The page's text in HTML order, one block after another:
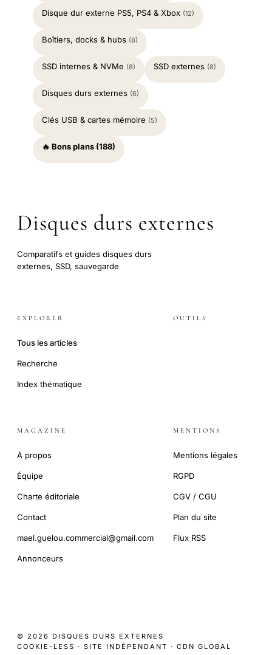
Disque dur externe PS5, PS4 & Xbox (12)
Boîtiers, docks & hubs (8)
SSD internes & NVMe (8) SSD externes (8)
Disques durs externes (6)
Clés USB & cartes mémoire (5)
🔥 Bons plans (188)
Disques durs externes
Comparatifs et guides disques durs
externes, SSD, sauvegarde
EXPLORER
Tous les articles
Recherche
Index thématique
OUTILS
MAGAZINE
À propos
Équipe
Charte éditoriale
Contact
mael.guelou.commercial@gmail.com
Annonceurs
MENTIONS
Mentions légales
RGPD
CGV / CGU
Plan du site
Flux RSS
© 2026 DISQUES DURS EXTERNES
COOKIE-LESS · SITE INDÉPENDANT · CDN GLOBAL